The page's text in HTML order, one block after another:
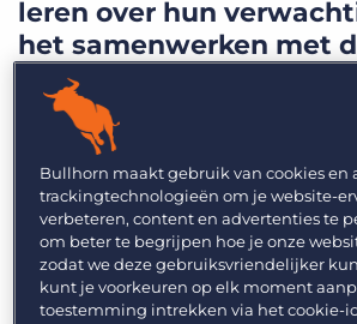
leren over hun
het samenwerken met
bureaus.
Vul het formulier in om
krijgen tot het volledige
Bullhorn maakt gebruik van cookies en
trackingtechnologieën om je website-
verbeteren, content en advertenties te
om beter te begrijpen hoe je onze
zodat we deze gebruiksvriendelijker
kunt je voorkeuren op elk moment
toestemming intrekken via het cookie-